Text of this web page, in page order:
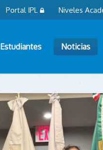
Niveles
Portal IPL
Estudiantes Noticias